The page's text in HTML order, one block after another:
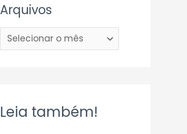
Arquivos
Leia também!